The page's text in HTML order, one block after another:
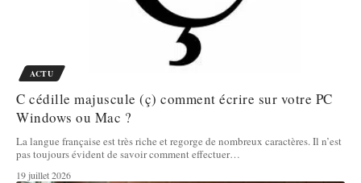
ACTU
C cédille majuscule (ç) comment écrire sur votre PC
Windows ou Mac ?
La langue française est très riche et regorge de nombreux caractères. Il n’est
pas toujours évident de savoir comment effectuer…
19 juillet 2026